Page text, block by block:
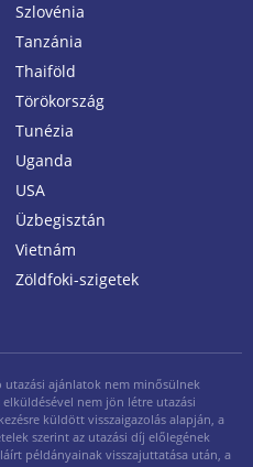
Szlovénia
Tanzánia
Thaiföld
Törökország
Tunézia
Uganda
USA
Üzbegisztán
Vietnám
Zöldfoki-szigetek
ajánlatok nem minősülnek
nem jön létre utazási
küldött visszaigazolás alapján, a
szerint az utazási díj előlegének
példányainak visszajuttatása után, a